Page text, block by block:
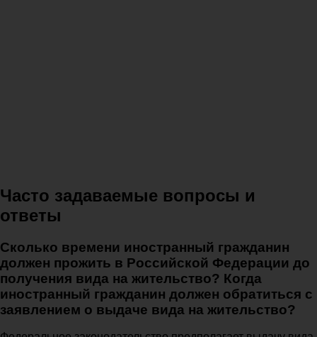
Часто задаваемые вопросы и
ответы
Сколько времени иностранный гражданин
должен прожить в Российской Федерации до
получения вида на жительство? Когда
иностранный гражданин должен обратиться с
заявлением о выдаче вида на жительство?